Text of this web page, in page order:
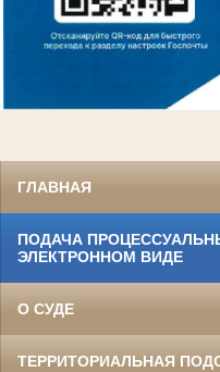
ГЛАВНАЯ
ПОДАЧА
ЭЛЕКТРОННОМ ВИДЕ
О СУДЕ
ТЕРРИТОРИАЛЬНАЯ